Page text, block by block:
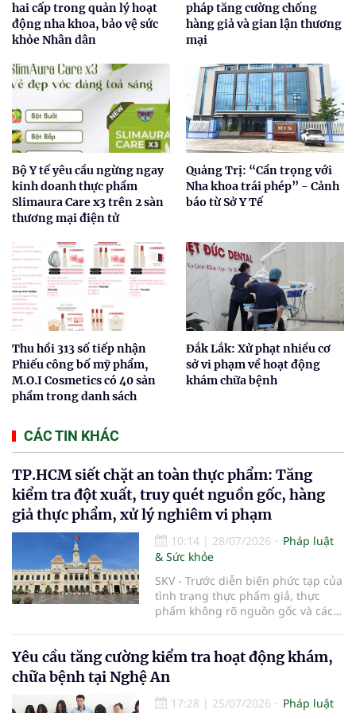
hai cấp trong quản lý hoạt
động nha khoa, bảo vệ sức
khỏe Nhân dân
pháp tăng cường chống
hàng giả và gian lận thương
mại
Bộ Y tế yêu cầu ngừng ngay
kinh doanh thực phẩm
Slimaura Care x3 trên 2 sàn
thương mại điện tử
Quảng Trị: “Cẩn trọng với
Nha khoa trái phép” - Cảnh
báo từ Sở Y Tế
Thu hồi 313 số tiếp nhận
Phiếu công bố mỹ phẩm,
M.O.I Cosmetics có 40 sản
phẩm trong danh sách
Đắk Lắk: Xử phạt nhiều cơ
sở vi phạm về hoạt động
khám chữa bệnh
CÁC TIN KHÁC
TP.HCM siết chặt an toàn thực phẩm: Tăng
kiểm tra đột xuất, truy quét nguồn gốc, hàng
giả thực phẩm, xử lý nghiêm vi phạm
10:14 | 28/07/2026
Pháp luật
& Sức khỏe
SKV - Trước diễn biến phức tạp của
tình trạng thực phẩm giả, thực
phẩm không rõ nguồn gốc và các
kế hoạch tăng cường bảo đảm an
toàn thực phẩm trên địa bàn năm
2026. Thành phố sẽ đẩy mạnh
thanh tra, kiểm tra đột xuất, siết
Yêu cầu tăng cường kiểm tra hoạt động khám,
chữa bệnh tại Nghệ An
17:28 | 25/07/2026
Pháp luật